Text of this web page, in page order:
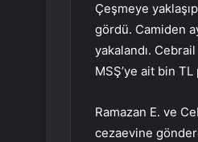
Çeşmeye
gördü. Camiden
yakalandı.
MSŞ’ye ait bin
Ramazan E. ve
cezaevine